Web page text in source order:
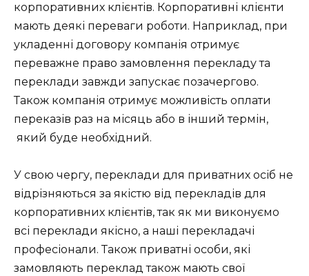
корпоративних клієнтів. Корпоративні клієнти
мають деякі переваги роботи. Наприклад, при
укладенні договору компанія отримує
переважне право замовлення перекладу та
переклади завжди запускає позачергово.
Також компанія отримує можливість оплати
переказів раз на місяць або в інший термін,
який буде необхідний.
У свою чергу, переклади для приватних осіб не
відрізняються за якістю від перекладів для
корпоративних клієнтів, так як ми виконуємо
всі переклади якісно, ​​а наші перекладачі
професіонали. Також приватні особи, які
замовляють переклад також мають свої